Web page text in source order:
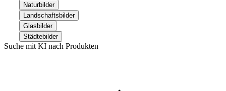
Naturbilder
Landschaftsbilder
Glasbilder
Städtebilder
Suche mit KI nach Produkten